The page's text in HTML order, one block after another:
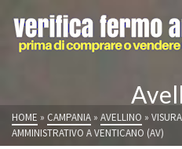
HOME » CAMPANIA » AVELLINO »
AMMINISTRATIVO A VENTICANO (AV)